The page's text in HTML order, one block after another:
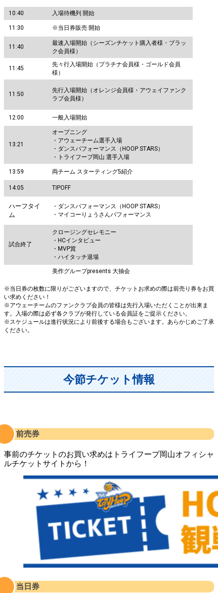
10:40 入場待機列 開始
11:30 ※当日券販売 開始
11:40
最速入場開始（シーズンチケット購入者様・ブラッ
ク会員様）
11:45
先々行入場開始（プラチナ会員様・ゴールド会員
様）
11:50
先行入場開始（オレンジ会員様・アウェイファンク
ラブ会員様）
12:00 一般入場開始
13:21
オープニング
・アウェーチーム選手入場
・ダンスパフォーマンス（HOOP STARS）
・トライフープ岡山 選手入場
13:59 両チーム スターティング5紹介
14:05 TIPOFF
ハーフタイ
ム
・ダンスパフォーマンス（HOOP STARS）
・マイコーりょうさんパフォーマンス
試合終了
クロージングセレモニー
・HCインタビュー
・MVP賞
・ハイタッチ退場
美作グループpresents 大抽会
※当日券の枚数に限りがございますので、チケットお求めの際は前売り券をお買
い求めください！
※アウェーチームのファンクラブ会員の皆様は先行入場いただくことが出来ま
す。入場の際は必ず各クラブが発行している会員証をご提示ください。
※スケジュールは進行状況により前後する場合もございます。あらかじめご了承
ください。
今節チケット情報
前売券
事前のチケットのお買い求めはトライフープ岡山オフィシャ
ルチケットサイトから！
当日券